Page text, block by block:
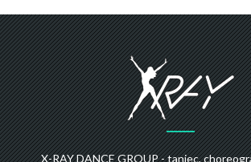
X-RAY DANCE GROUP - taniec,